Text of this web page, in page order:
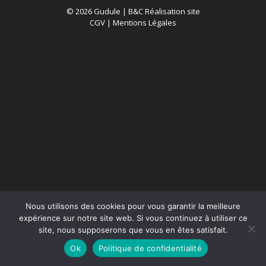
© 2026 Gudule | B&C Réalisation site
CGV | Mentions Légales
Nous utilisons des cookies pour vous garantir la meilleure
expérience sur notre site web. Si vous continuez à utiliser ce
site, nous supposerons que vous en êtes satisfait.
Ok
Politique de confidentialité